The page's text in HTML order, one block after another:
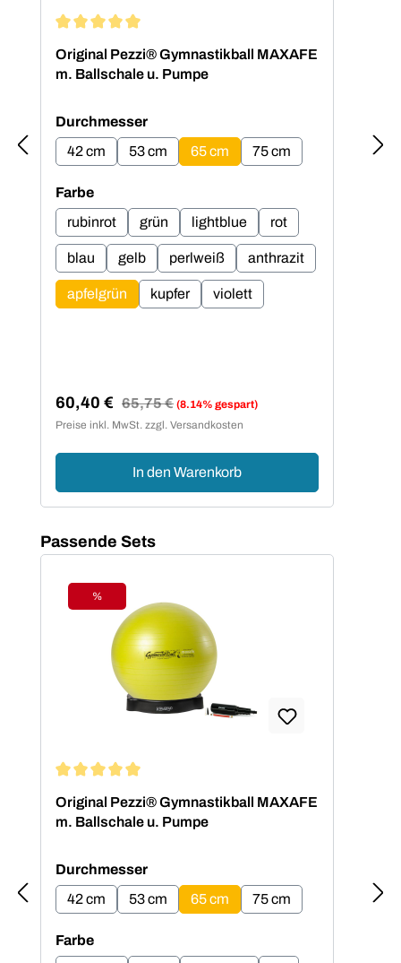
Original Pezzi® Gymnastikball MAXAFE
m. Ballschale u. Pumpe
Durchmesserauswählen
42 cm
53 cm 65 cm 75 cm
Farbeauswählen
rubinrot
grün lightblue rot
blau gelb perlweiß anthrazit
apfelgrün kupfer violett
Verkaufspreis:
60,40 € Regulärer Preis:
65,75 € (8.14% gespart)
Preise inkl. MwSt. zzgl. Versandkosten
In den Warenkorb
Produktgalerie überspringen
Passende Sets
Rabatt
%
Original Pezzi® Gymnastikball MAXAFE
m. Ballschale u. Pumpe
Durchmesserauswählen
42 cm
53 cm 65 cm 75 cm
Farbeauswählen